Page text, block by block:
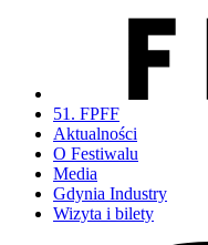
51. FPFF
Aktualności
O Festiwalu
Media
Gdynia Industry
Wizyta i bilety